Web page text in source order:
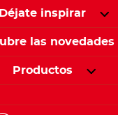
Déjate inspirar
las novedades
Productos